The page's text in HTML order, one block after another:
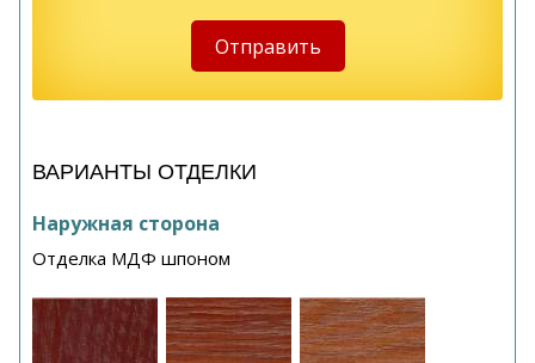
ВАРИАНТЫ ОТДЕЛКИ
Наружная сторона
Отделка МДФ шпоном